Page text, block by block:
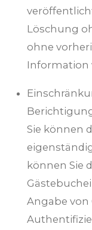
Löschung
ohne
Information
Sie können
können Sie
Angabe von